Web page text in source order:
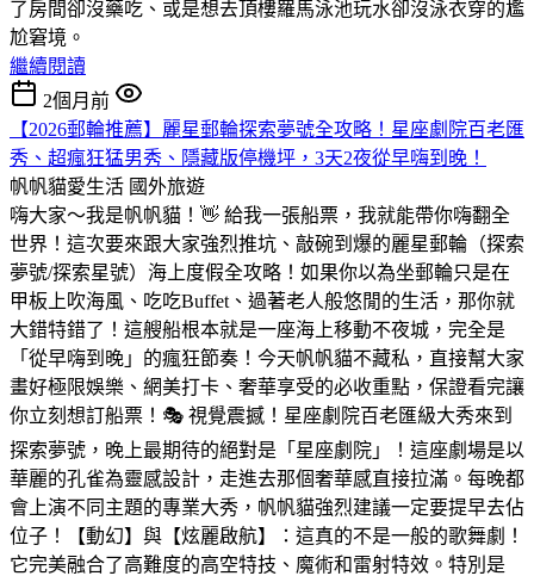
了房間卻沒藥吃、或是想去頂樓羅馬泳池玩水卻沒泳衣穿的尷
尬窘境。
繼續閱讀
2個月前
【2026郵輪推薦】麗星郵輪探索夢號全攻略！星座劇院百老匯
秀、超瘋狂猛男秀、隱藏版停機坪，3天2夜從早嗨到晚！
帆帆貓愛生活 國外旅遊
嗨大家～我是帆帆貓！👋 給我一張船票，我就能帶你嗨翻全
世界！這次要來跟大家強烈推坑、敲碗到爆的麗星郵輪（探索
夢號/探索星號）海上度假全攻略！如果你以為坐郵輪只是在
甲板上吹海風、吃吃Buffet、過著老人般悠閒的生活，那你就
大錯特錯了！這艘船根本就是一座海上移動不夜城，完全是
「從早嗨到晚」的瘋狂節奏！今天帆帆貓不藏私，直接幫大家
畫好極限娛樂、網美打卡、奢華享受的必收重點，保證看完讓
你立刻想訂船票！🎭 視覺震撼！星座劇院百老匯級大秀來到
探索夢號，晚上最期待的絕對是「星座劇院」！這座劇場是以
華麗的孔雀為靈感設計，走進去那個奢華感直接拉滿。每晚都
會上演不同主題的專業大秀，帆帆貓強烈建議一定要提早去佔
位子！【動幻】與【炫麗啟航】：這真的不是一般的歌舞劇！
它完美融合了高難度的高空特技、魔術和雷射特效。特別是